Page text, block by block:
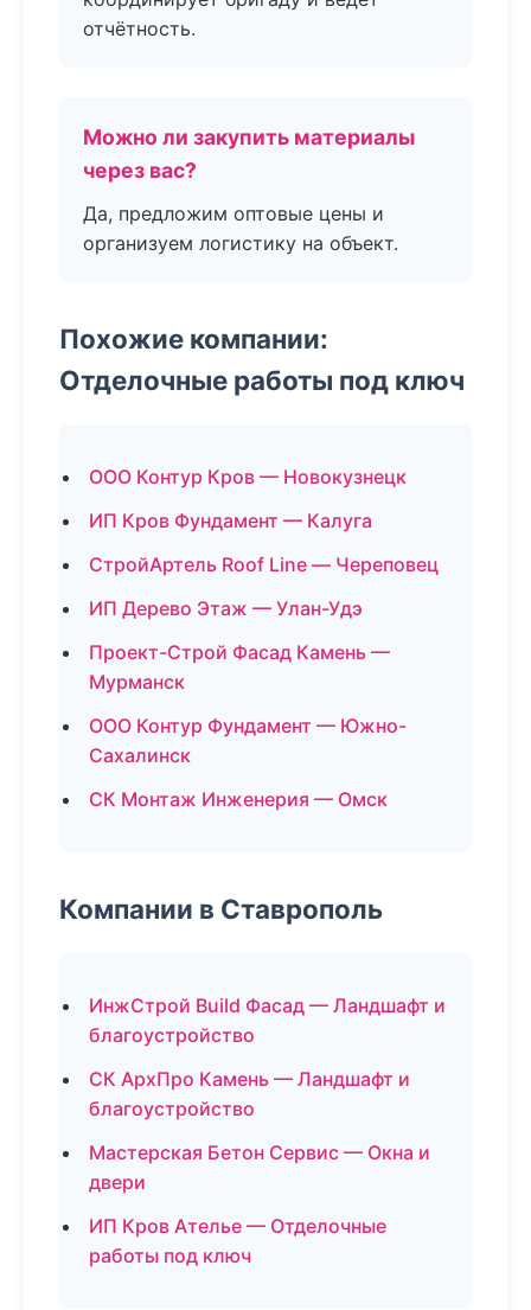
отчётность.
Можно ли закупить материалы
через вас?
Да, предложим оптовые цены и
организуем логистику на объект.
Похожие компании:
Отделочные работы под ключ
ООО Контур Кров — Новокузнецк
ИП Кров Фундамент — Калуга
СтройАртель Roof Line — Череповец
ИП Дерево Этаж — Улан-Удэ
Проект-Строй Фасад Камень —
Мурманск
ООО Контур Фундамент — Южно-
Сахалинск
СК Монтаж Инженерия — Омск
Компании в Ставрополь
ИнжСтрой Build Фасад — Ландшафт и
благоустройство
СК АрхПро Камень — Ландшафт и
благоустройство
Мастерская Бетон Сервис — Окна и
двери
ИП Кров Ателье — Отделочные
работы под ключ